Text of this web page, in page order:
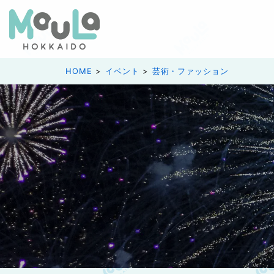
HOME イベント 芸術・ファッション